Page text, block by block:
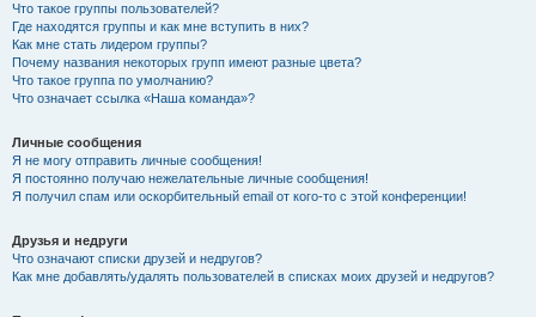
Что такое группы пользователей?
Где находятся группы и как мне вступить в них?
Как мне стать лидером группы?
Почему названия некоторых групп имеют разные цвета?
Что такое группа по умолчанию?
Что означает ссылка «Наша команда»?
Личные сообщения
Я не могу отправить личные сообщения!
Я постоянно получаю нежелательные личные сообщения!
Я получил спам или оскорбительный email от кого-то с этой конференции!
Друзья и недруги
Что означают списки друзей и недругов?
Как мне добавлять/удалять пользователей в списках моих друзей и недругов?